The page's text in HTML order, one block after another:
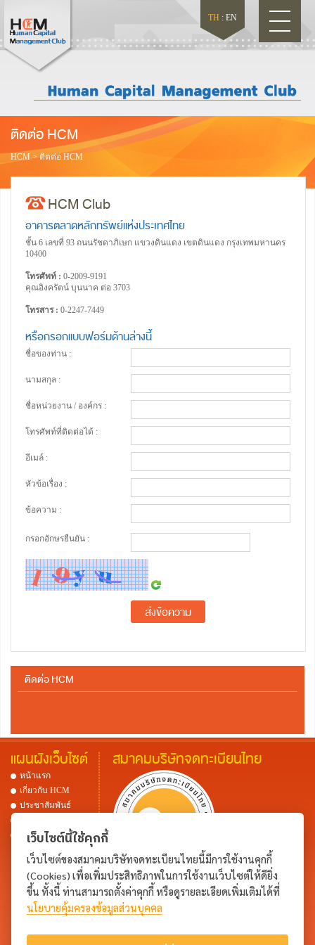
TH : EN
ติดต่อ HCM
HCM >ติดต่อ HCM
HCM Club
อาคารตลาดหลักทรัพย์แห่งประเทศไทย
ชั้น 6 เลขที่ 93 ถนนรัชดาภิเษก แขวงดินแดง เขตดินแดง กรุงเทพมหานคร
10400
โทรศัพท์ : 0-2009-9191
คุณอิงครัตน์ บุนนาค ต่อ 3703
โทรสาร : 0-2247-7449
หรือกรอกแบบฟอร์มด้านล่างนี้
ชื่อของท่าน :
นามสกุล :
ชื่อหน่วยงาน / องค์กร :
โทรศัพท์ที่ติดต่อได้ :
อีเมล์ :
หัวข้อเรื่อง :
ข้อความ :
กรอกอักษรยืนยัน :
ส่งข้อความ
ติดต่อ HCM
แผนผังเว็บไซต์
หน้าแรก
เกี่ยวกับ HCM
ประชาสัมพันธ์
ติดต่อ HCM
สมาคมบริษัทจดทะเบียนไทย
อาคารตลาดหลักทรัพย์แห่งประเทศไทย
ชั้น 6 เลขที่ 93 ถนนรัชดาภิเษก
แขวงดินแดง เขตดินแดง กรุงเทพมหานคร 10400
hcm_coordinator@lca.or.th
แผนที่
เว็บไซต์นี้ใช้คุกกี้
เว็บไซต์ของสมาคมบริษัทจดทะเบียนไทยนี้มีการใช้งานคุกกี้
(Cookies) เพื่อเพิ่มประสิทธิภาพในการใช้งานเว็บไซต์ให้ดียิ่ง
ขึ้น ทั้งนี้ ท่านสามารถตั้งค่าคุกกี้ หรือดูรายละเอียดเพิ่มเติมได้ที่
นโยบายคุ้มครองข้อมูลส่วนบุคคล